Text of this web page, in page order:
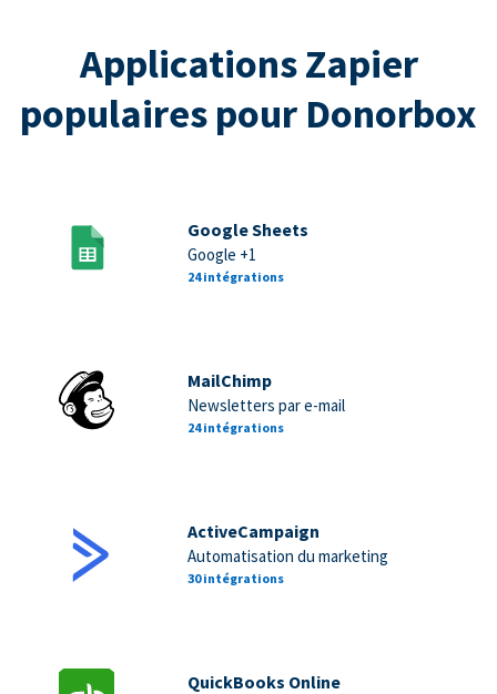
Applications Zapier
populaires pour Donorbox
Google Sheets
Google +1
24 intégrations
MailChimp
Newsletters par e-mail
24 intégrations
ActiveCampaign
Automatisation du marketing
30 intégrations
QuickBooks Online